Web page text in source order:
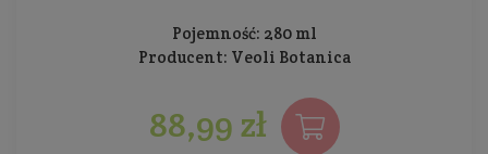
Pojemność: 280 ml
Producent: Veoli Botanica
88,99 zł